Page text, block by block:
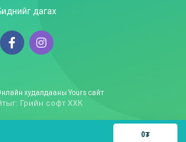
дагах
худалдааны Yours сайт
ыг: Грийн софт ХХК
0₮